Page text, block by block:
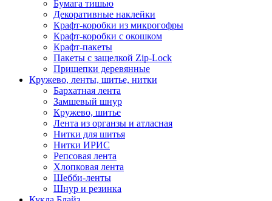
Бумага тишью
Декоративные наклейки
Крафт-коробки из микрогофры
Крафт-коробки с окошком
Крафт-пакеты
Пакеты с защелкой Zip-Lock
Прищепки деревянные
Кружево, ленты, шитье, нитки
Бархатная лента
Замшевый шнур
Кружево, шитье
Лента из органзы и атласная
Нитки для шитья
Нитки ИРИС
Репсовая лента
Хлопковая лента
Шебби-ленты
Шнур и резинка